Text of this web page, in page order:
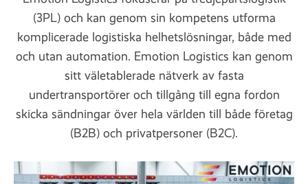
(3PL) och kan genom sin kompetens utforma
komplicerade logistiska helhetslösningar, både med
och utan automation. Emotion Logistics kan genom
sitt väletablerade nätverk av fasta
undertransportörer och tillgång till egna fordon
skicka sändningar över hela världen till både företag
(B2B) och privatpersoner (B2C).